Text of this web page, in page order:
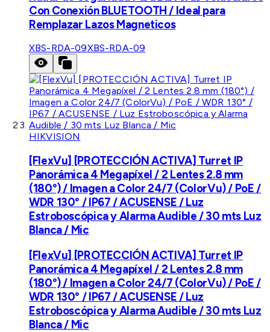
Con Conexión BLUETOOTH / Ideal para
Remplazar Lazos Magneticos
XBS-RDA-09XBS-RDA-09
HIKVISION
[FlexVu] [PROTECCIÓN ACTIVA] Turret IP
Panorámica 4 Megapíxel / 2 Lentes 2.8 mm
(180°) / Imagen a Color 24/7 (ColorVu) / PoE /
WDR 130° / IP67 / ACUSENSE / Luz
Estroboscópica y Alarma Audible / 30 mts Luz
Blanca / Mic
[FlexVu] [PROTECCIÓN ACTIVA] Turret IP
Panorámica 4 Megapíxel / 2 Lentes 2.8 mm
(180°) / Imagen a Color 24/7 (ColorVu) / PoE /
WDR 130° / IP67 / ACUSENSE / Luz
Estroboscópica y Alarma Audible / 30 mts Luz
Blanca / Mic